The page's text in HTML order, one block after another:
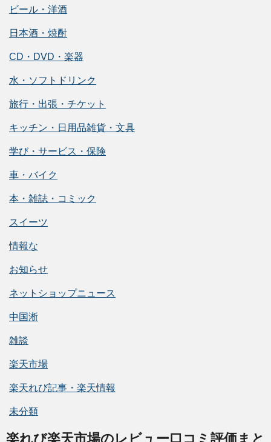
ビール・洋酒
日本酒・焼酎
CD・DVD・楽器
水・ソフトドリンク
旅行・出張・チケット
キッチン・日用品雑貨・文具
学び・サービス・保険
車・バイク
本・雑誌・コミック
スイーツ
情報な
お知らせ
ネットショップニュース
中国淅
雑談
楽天市場
楽天れび記事・楽天情報
未分類
楽れび楽天市場のレビュー口コミ評価まと